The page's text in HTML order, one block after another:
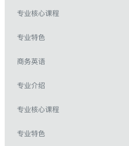
专业核心课程
专业特色
商务英语
专业介绍
专业核心课程
专业特色